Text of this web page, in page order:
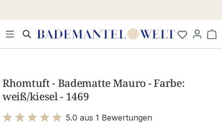
Rhomtuft - Badematte Mauro - Farbe:
weiß/kiesel - 1469
5.0 aus 1 Bewertungen